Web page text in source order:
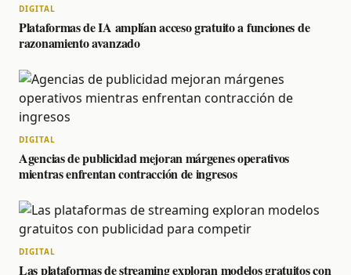
DIGITAL
Plataformas de IA amplían acceso gratuito a funciones de
razonamiento avanzado
DIGITAL
Agencias de publicidad mejoran márgenes operativos
mientras enfrentan contracción de ingresos
DIGITAL
Las plataformas de streaming exploran modelos gratuitos con